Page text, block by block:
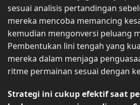
sesuai analisis pertandingan
mereka mencoba memancing
kemudian mengonversi peluang
Pembentukan lini tengah yang
mereka dalam menjaga
ritme permainan sesuai dengan
Strategi ini cukup efektif saat